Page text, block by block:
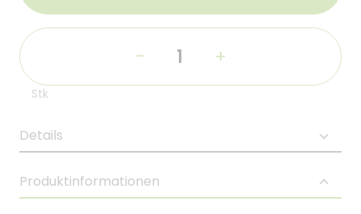
- +
Stk
Details
Produktinformationen